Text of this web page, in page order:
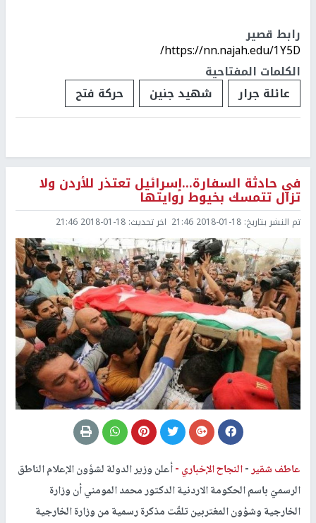
رابط قصير
https://nn.najah.edu/1Y5D/
الكلمات المفتاحية
عائلة جرار
شهيد جنين حركة فتح
في حادثة السفارة...إسرائيل تعتذر للأردن ولا
تزال تتمسك بخيوط روايتها
تم النشر بتاريخ: 2018-01-18 21:46 اخر تحديث: 2018-01-18 21:46
عاطف شقير-النجاح الإخباري -أعلن وزير الدولة لشؤون الإعلام الناطق
الرسميّ باسم الحكومة الاردنية الدكتور محمد المومني أن وزارة
الخارجية وشؤون المغتربين تلقّت مذكرة رسمية من وزارة الخارجية